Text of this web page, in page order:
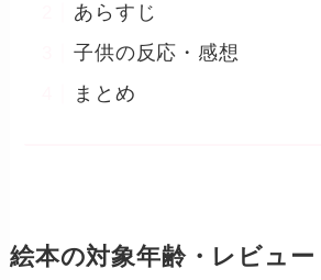
あらすじ
子供の反応・感想
まとめ
絵本の対象年齢・レビュー